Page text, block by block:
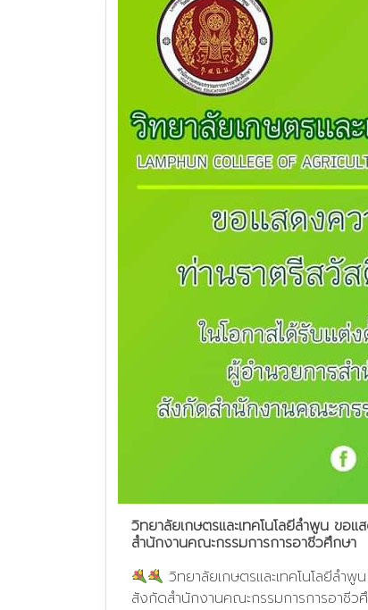
วิทยาลัยเกษตรและเทคโนโลยีลำพูน ข
สำนักงานคณะกรรมการการอาชีวศึกษา
วิทยาลัยเกษตรและเทคโนโลยีล
สังกัดสำนักงานคณะกรรมการการอาชีว